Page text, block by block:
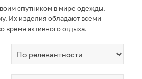
спутником в мире одежды.
Их изделия обладают всеми
время активного отдыха.